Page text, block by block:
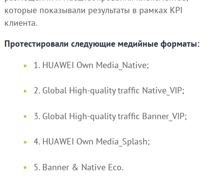
которые показывали результаты в рамках KPI
клиента.
Протестировали следующие медийные форматы:
1. HUAWEI Own Media_Native;
2. Global High-quality traffic Native_VIP;
3. Global High-quality traffic Banner_VIP;
4. HUAWEI Own Media_Splash;
5. Banner & Native Eco.